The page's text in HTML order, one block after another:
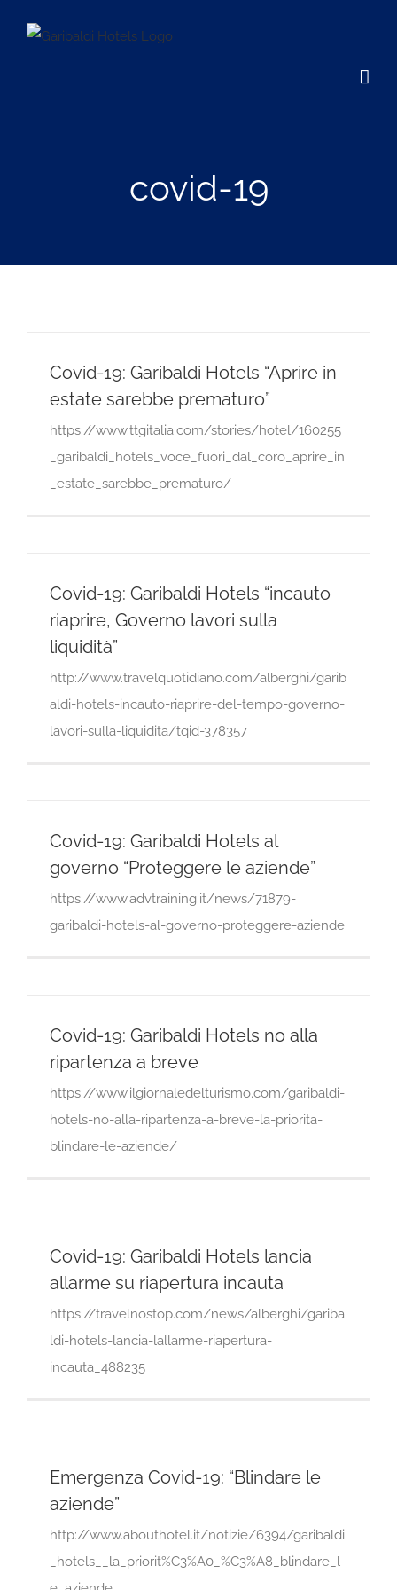
covid-19
Covid-19: Garibaldi Hotels “Aprire in
estate sarebbe prematuro”
https://www.ttgitalia.com/stories/hotel/160255
_garibaldi_hotels_voce_fuori_dal_coro_aprire_in
_estate_sarebbe_prematuro/
Covid-19: Garibaldi Hotels “incauto
riaprire, Governo lavori sulla
liquidità”
http://www.travelquotidiano.com/alberghi/garib
aldi-hotels-incauto-riaprire-del-tempo-governo-
lavori-sulla-liquidita/tqid-378357
Covid-19: Garibaldi Hotels al
governo “Proteggere le aziende”
https://www.advtraining.it/news/71879-
garibaldi-hotels-al-governo-proteggere-aziende
Covid-19: Garibaldi Hotels no alla
ripartenza a breve
https://www.ilgiornaledelturismo.com/garibaldi-
hotels-no-alla-ripartenza-a-breve-la-priorita-
blindare-le-aziende/
Covid-19: Garibaldi Hotels lancia
allarme su riapertura incauta
https://travelnostop.com/news/alberghi/gariba
ldi-hotels-lancia-lallarme-riapertura-
incauta_488235
Emergenza Covid-19: “Blindare le
aziende”
http://www.abouthotel.it/notizie/6394/garibaldi
_hotels__la_priorit%C3%A0_%C3%A8_blindare_l